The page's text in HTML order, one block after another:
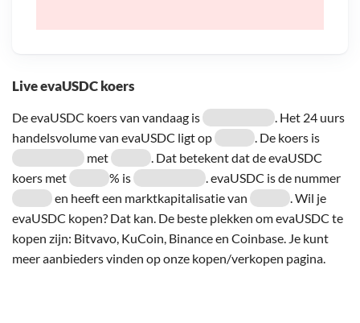
Live evaUSDC koers
De evaUSDC koers van vandaag is
. Het 24 uurs
handelsvolume van evaUSDC ligt op
. De koers is
met
. Dat betekent dat de evaUSDC
koers met
% is
. evaUSDC is de nummer
en heeft een marktkapitalisatie van
. Wil je
evaUSDC kopen? Dat kan. De beste plekken om evaUSDC te
kopen zijn: Bitvavo, KuCoin, Binance en Coinbase. Je kunt
meer aanbieders vinden op onze kopen/verkopen pagina.